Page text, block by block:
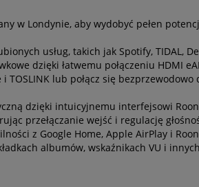
w Londynie, aby wydobyć pełen
usług, takich jak Spotify, TIDAL,
dzięki łatwemu połączeniu HDMI
TOSLINK lub połącz się
dzięki intuicyjnemu interfejsowi
przełączanie wejść i regulację
z Google Home, Apple AirPlay i
albumów, wskaźnikach VU i